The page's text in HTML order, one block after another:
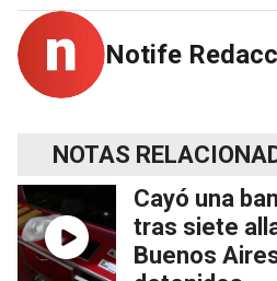
Notife
NOTAS
Cayó una
tras siete
Buenos